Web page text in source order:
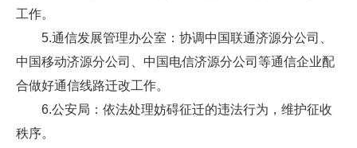
工作。
5.通信发展管理办公室：协调中国联通济源分公司、
中国移动济源分公司、中国电信济源分公司等通信企业配
合做好通信线路迁改工作。
6.公安局：依法处理妨碍征迁的违法行为，维护征收
秩序。